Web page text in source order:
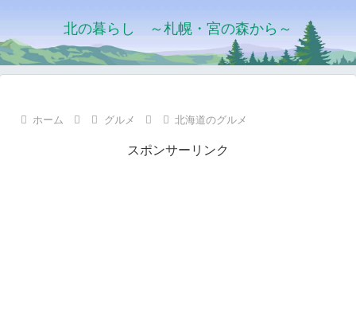
北の暮らし ～札幌・宮の森から～
ホーム グルメ 北海道のグルメ
スポンサーリンク